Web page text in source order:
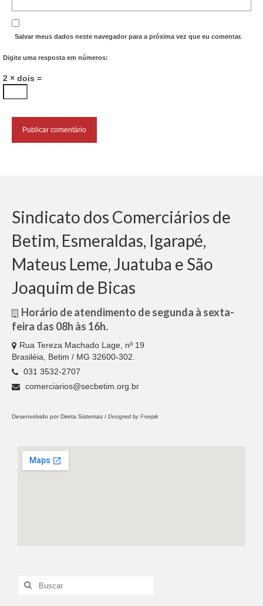
Salvar meus dados neste navegador para a próxima vez que eu comentar.
Digite uma resposta em números:
2 × dois =
Sindicato dos Comerciários de
Betim, Esmeraldas, Igarapé,
Mateus Leme, Juatuba e São
Joaquim de Bicas
Horário de atendimento de segunda à sexta-
feira das 08h às 16h.
Rua Tereza Machado Lage, nº 19
Brasiléia, Betim / MG 32600-302.
031 3532-2707
comerciarios@secbetim.org.br
Desenvolvido porDireta Sistemas / Designed by Freepik